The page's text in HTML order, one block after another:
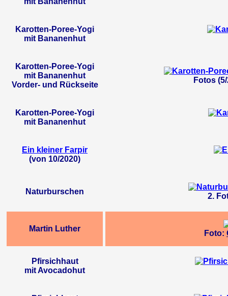
Karotten-Poree-Yogi
mit Bananenhut
Karotten-Poree-Yogi
mit Bananenhut
Vorder- und Rückseite
Fotos
Karotten-Poree-Yogi
mit Bananenhut
Ein kleiner Farpir
(von 10/2020)
Naturburschen
2.
Martin Luther
Foto:
Pfirsichhaut
mit Avocadohut